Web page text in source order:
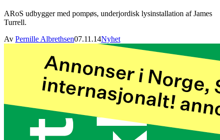
ARoS udbygger med pompøs, underjordisk lysinstallation af James
Turrell.
Av Pernille Albrethsen07.11.14Nyhet